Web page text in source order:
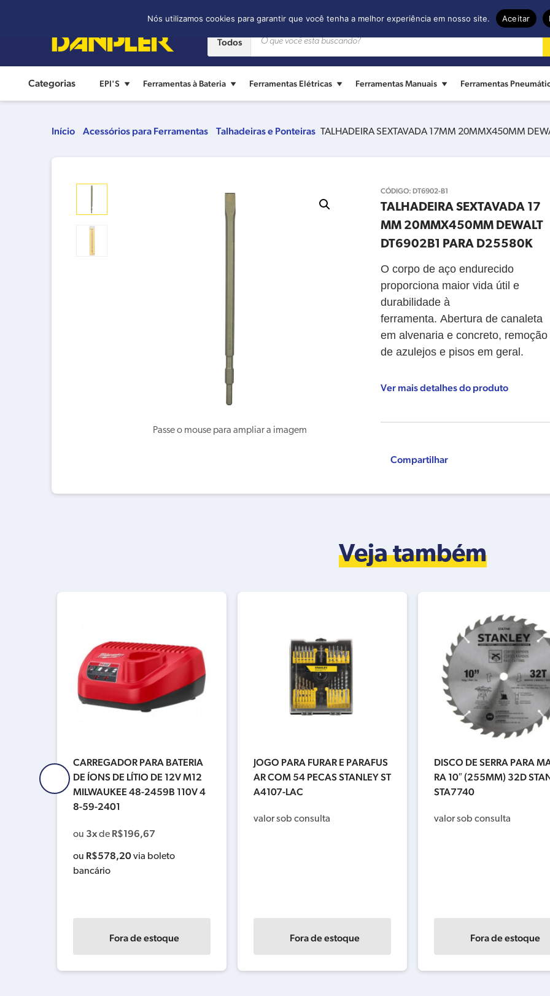
Todos
Categorias EPI'S Ferramentas à Bateria Ferramentas Elétricas Ferramentas Manuais Ferramentas
Início Acessórios para Ferramentas Talhadeiras e Ponteiras TALHADEIRA SEXTAVADA 17MM 20MMX450MM
CÓDIGO: DT6902-B1
TALHADEIRA SEXTAVADA 17
MM 20MMX450MM DEWALT
DT6902B1 PARA D25580K
O corpo de aço endurecido
proporciona maior vida útil e
durabilidade à
ferramenta. Abertura de canaleta
em alvenaria e concreto, remoção
de azulejos e pisos em geral.
Ver mais detalhes do produto
Compartilhar
Veja também
CARREGADOR PARA BATERIA
DE ÍONS DE LÍTIO DE 12V M12
MILWAUKEE 48-2459B 110V 4
8-59-2401
ou 3xde R$196,67
ou R$578,20via boleto
bancário
Fora de estoque
JOGO PARA FURAR E PARAFUS
AR COM 54 PECAS STANLEY ST
A4107-LAC
valor sob consulta
Fora de estoque
DISCO DE SERRA PARA
RA 10″ (255MM) 32D
STA7740
valor sob consulta
Fora de estoque
Nós utilizamos cookies para garantir que você tenha a melhor experiência em nosso site. Aceitar